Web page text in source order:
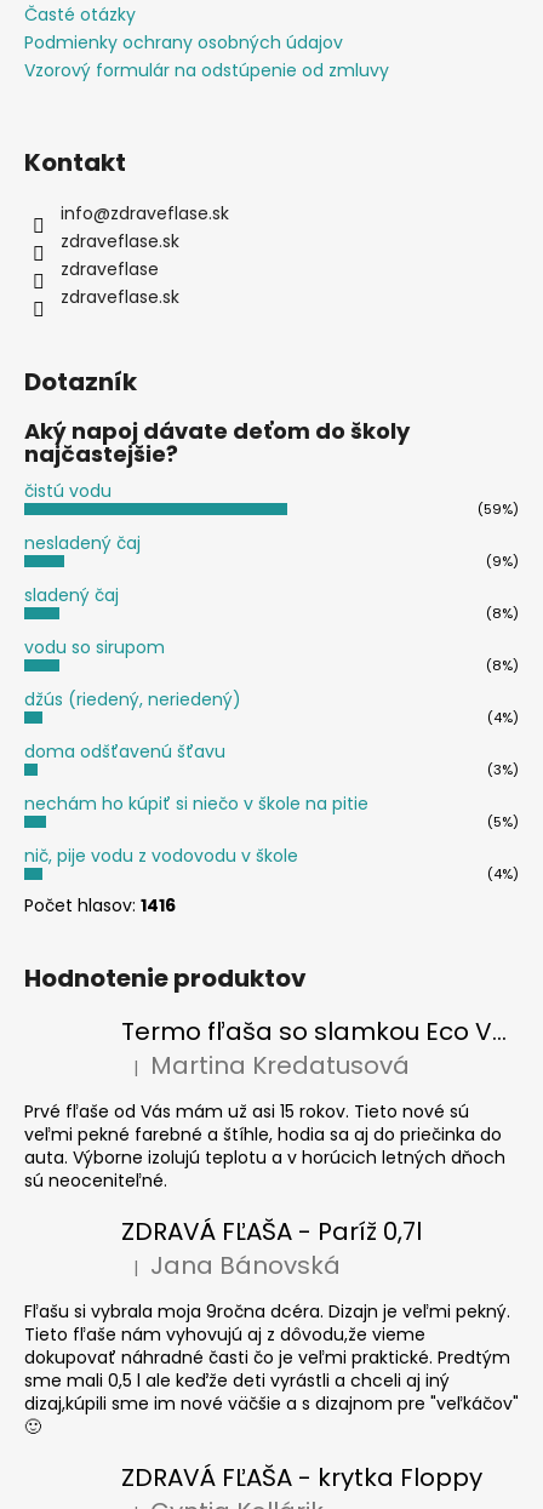
Časté otázky
Podmienky ochrany osobných údajov
Vzorový formulár na odstúpenie od zmluvy
Kontakt
info@zdraveflase.sk
zdraveflase.sk
zdraveflase
zdraveflase.sk
Dotazník
Aký napoj dávate deťom do školy
najčastejšie?
čistú vodu
(59%)
nesladený čaj
(9%)
sladený čaj
(8%)
vodu so sirupom
(8%)
džús (riedený, neriedený)
(4%)
doma odšťavenú šťavu
(3%)
nechám ho kúpiť si niečo v škole na pitie
(5%)
nič, pije vodu z vodovodu v škole
(4%)
Počet hlasov: 1416
Hodnotenie produktov
Termo fľaša so slamkou Eco Vessel SUMMIT 700 ml Floral Puff
Hodnotenie produktu je 5 z 5 hviezdičiek.
| Martina Kredatusová
Prvé fľaše od Vás mám už asi 15 rokov. Tieto nové sú
veľmi pekné farebné a štíhle, hodia sa aj do priečinka do
auta. Výborne izolujú teplotu a v horúcich letných dňoch
sú neoceniteľné.
ZDRAVÁ FĽAŠA - Paríž 0,7l
Hodnotenie produktu je 5 z 5 hviezdičiek.
| Jana Bánovská
Fľašu si vybrala moja 9ročna dcéra. Dizajn je veľmi pekný.
Tieto fľaše nám vyhovujú aj z dôvodu,že vieme
dokupovať náhradné časti čo je veľmi praktické. Predtým
sme mali 0,5 l ale keďže deti vyrástli a chceli aj iný
dizaj,kúpili sme im nové väčšie a s dizajnom pre "veľkáčov"
🙂
ZDRAVÁ FĽAŠA - krytka Floppy